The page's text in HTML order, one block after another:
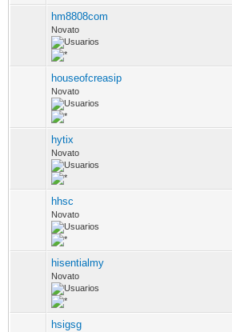
hm8808com
Novato
houseofcreasip
Novato
hytix
Novato
hhsc
Novato
hisentialmy
Novato
hsigsg